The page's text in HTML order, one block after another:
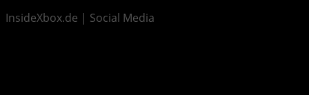
InsideXbox.de | Social Media